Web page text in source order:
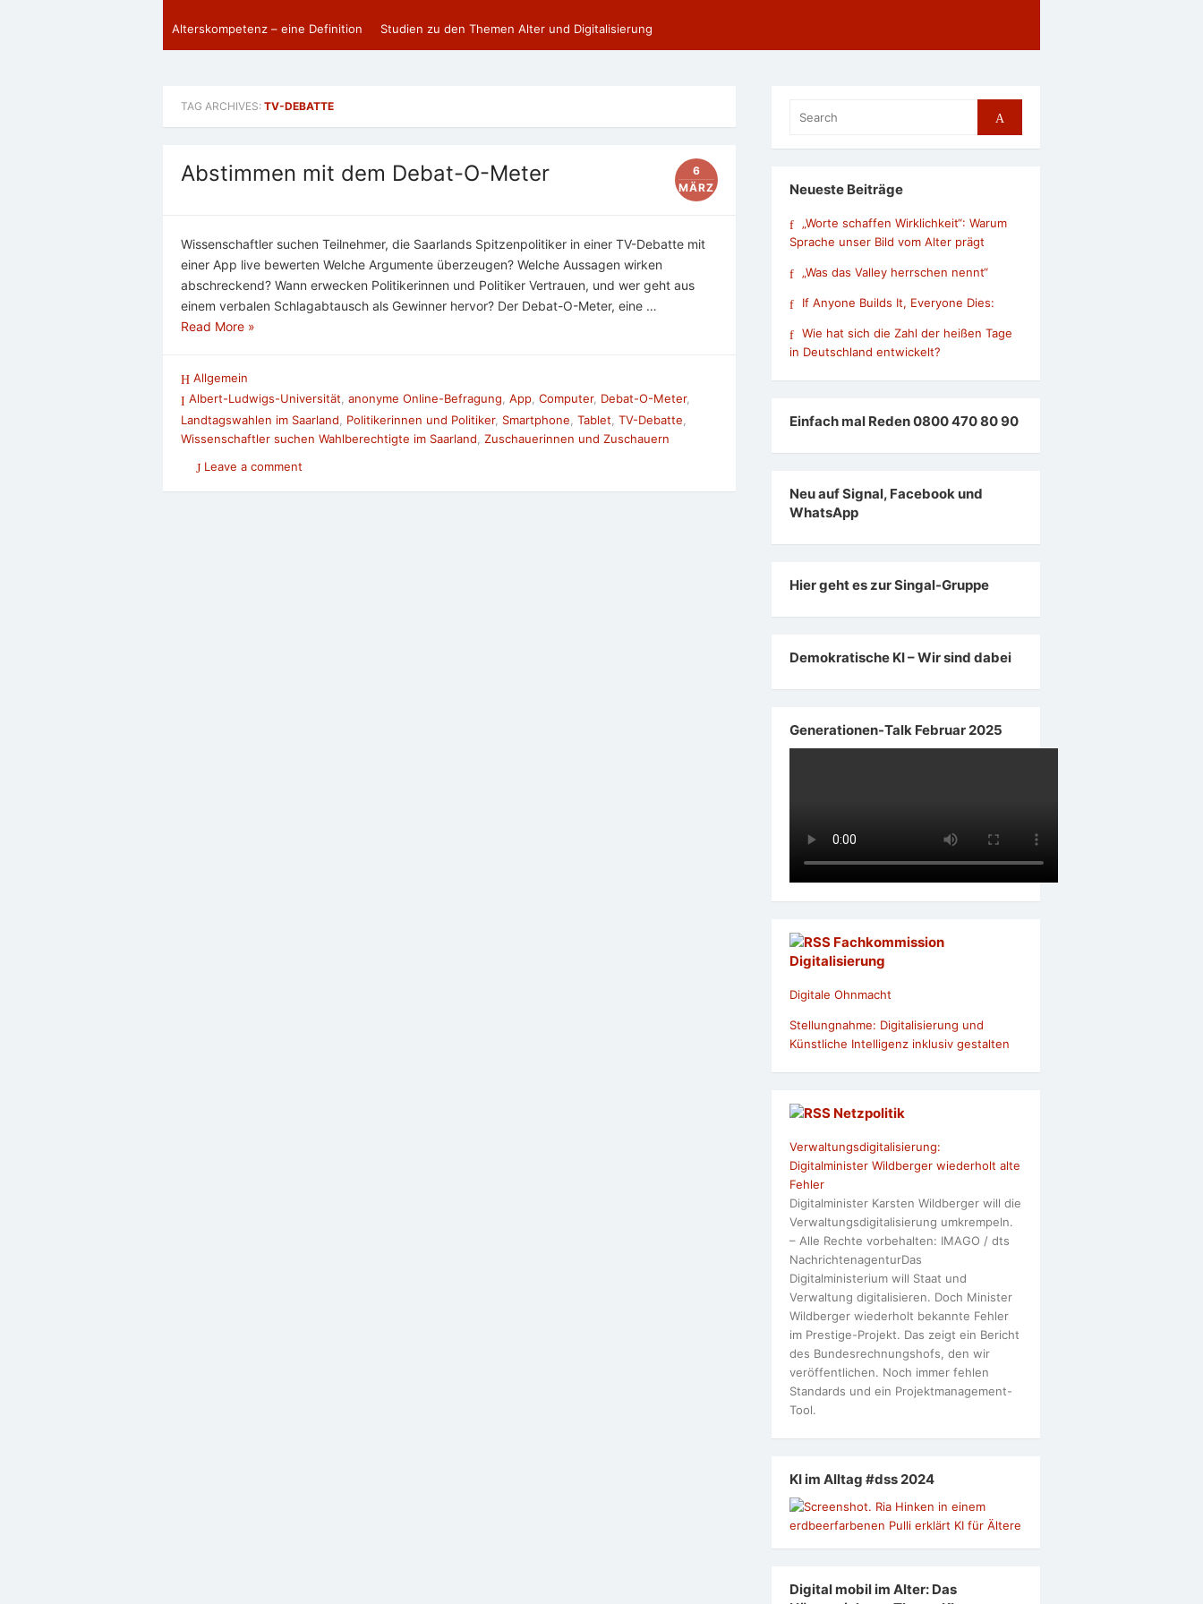
Alterskompetenz – eine Definition Studien zu den Themen Alter und Digitalisierung
TAG ARCHIVES: TV-DEBATTE
Abstimmen mit dem Debat-O-Meter
6
MÄRZ
Wissenschaftler suchen Teilnehmer, die Saarlands Spitzenpolitiker in einer TV-Debatte mit
einer App live bewerten Welche Argumente überzeugen? Welche Aussagen wirken
abschreckend? Wann erwecken Politikerinnen und Politiker Vertrauen, und wer geht aus
einem verbalen Schlagabtausch als Gewinner hervor? Der Debat-O-Meter, eine …
Read More »
Allgemein
Albert-Ludwigs-Universität, anonyme Online-Befragung, App, Computer, Debat-O-Meter,
Landtagswahlen im Saarland
Politikerinnen und Politiker, Smartphone Tablet TV-Debatte
Wissenschaftler suchen Wahlberechtigte im Saarland Zuschauerinnen und Zuschauern
Leave a comment
for:
Search
Neueste Beiträge
„Worte schaffen Wirklichkeit“: Warum
Sprache unser Bild vom Alter prägt
„Was das Valley herrschen nennt“
If Anyone Builds It, Everyone Dies:
Wie hat sich die Zahl der heißen Tage
in Deutschland entwickelt?
Einfach mal Reden 0800 470 80 90
Neu auf Signal, Facebook und
WhatsApp
Hier geht es zur Singal-Gruppe
Demokratische KI – Wir sind dabei
Generationen-Talk Februar 2025
Fachkommission
Digitalisierung
Digitale Ohnmacht
Stellungnahme: Digitalisierung und
Künstliche Intelligenz inklusiv gestalten
Netzpolitik
Verwaltungsdigitalisierung:
Digitalminister Wildberger wiederholt alte
Fehler
Digitalminister Karsten Wildberger will die
Verwaltungsdigitalisierung umkrempeln.
– Alle Rechte vorbehalten: IMAGO / dts
NachrichtenagenturDas
Digitalministerium will Staat und
Verwaltung digitalisieren. Doch Minister
Wildberger wiederholt bekannte Fehler
im Prestige-Projekt. Das zeigt ein Bericht
des Bundesrechnungshofs, den wir
veröffentlichen. Noch immer fehlen
Standards und ein Projektmanagement-
Tool.
KI im Alltag #dss 2024
Digital mobil im Alter: Das